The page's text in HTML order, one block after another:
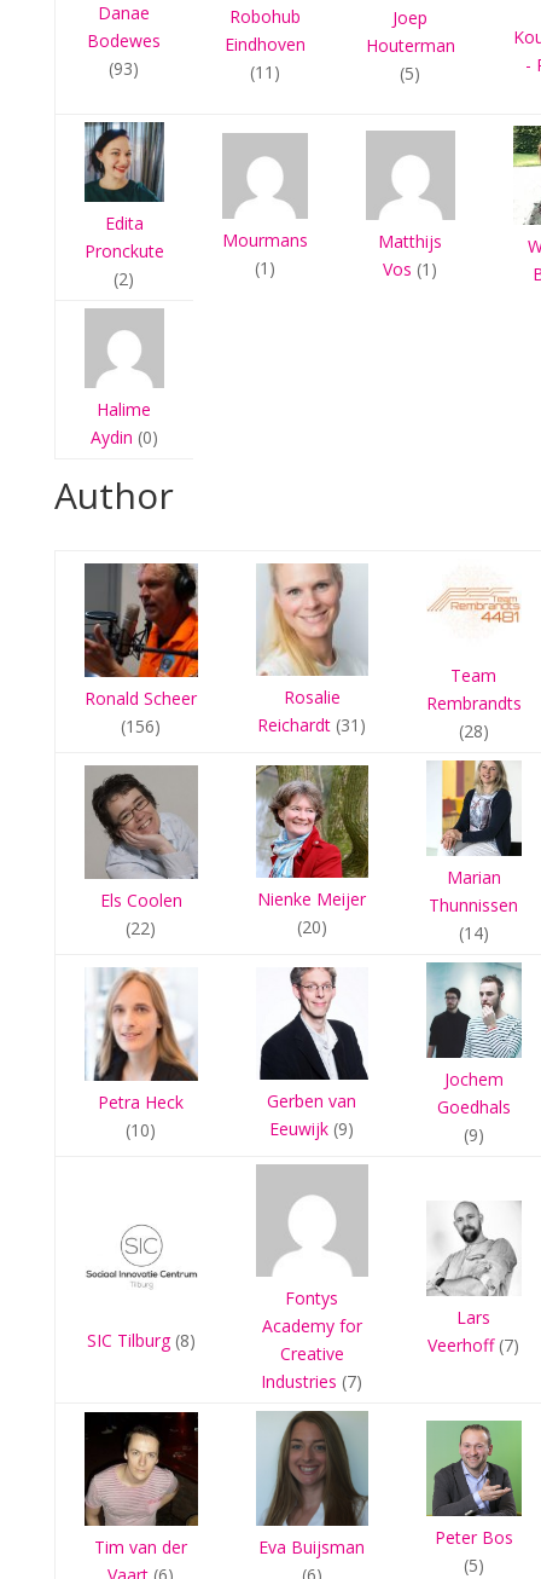
Danae
Bodewes
(93)
Robohub
Eindhoven
(11)
Joep
Houterman
(5)
-
Edita
Pronckute
(2)
Mourmans
(1)
Matthijs
Vos (1)
Halime
Aydin (0)
Author
Ronald Scheer
(156)
Rosalie
Reichardt (31)
Team
Rembrandts
(28)
Els Coolen
(22)
Nienke Meijer
(20)
Marian
Thunnissen
(14)
Petra Heck
(10)
Gerben van
Eeuwijk (9)
Jochem
Goedhals
(9)
SIC Tilburg(8)
Fontys
Academy for
Creative
Industries (7)
Lars
Veerhoff(7)
Tim van der
Eva Buijsman
Peter Bos
(5)